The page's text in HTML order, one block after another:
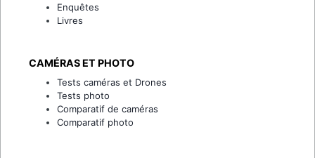
Enquêtes
Livres
CAMÉRAS ET PHOTO
Tests caméras et Drones
Tests photo
Comparatif de caméras
Comparatif photo